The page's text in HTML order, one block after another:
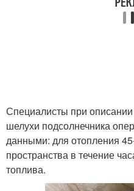
Специалисты при описании
шелухи подсолнечника
данными: для отопления
пространства в течение
топлива.